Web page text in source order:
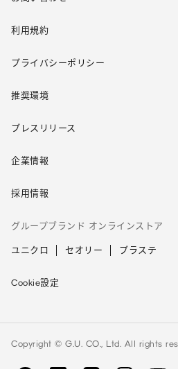
利用規約
プライバシーポリシー
推奨環境
プレスリリース
企業情報
採用情報
グループブランド オンラインストア
ユニクロ セオリー プラステ
Cookie設定
Copyright © G.U. CO., Ltd. All rights